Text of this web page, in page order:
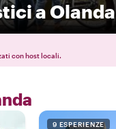
a Olanda
con host locali.
9 ESPERIENZE